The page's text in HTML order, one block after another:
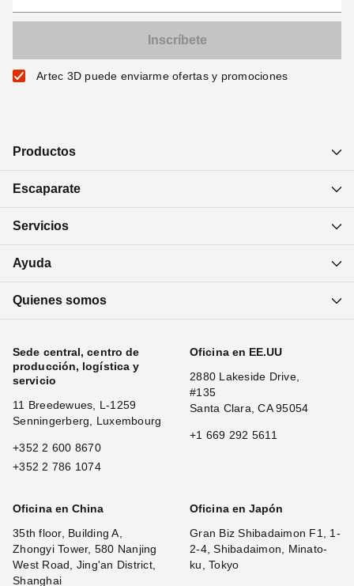
Artec 3D puede enviarme ofertas y promociones
Productos
Escaparate
Servicios
Ayuda
Quienes somos
Sede central, centro de
producción, logística y
servicio
11 Breedewues, L-1259
Senningerberg, Luxembourg
+352 2 600 8670
+352 2 786 1074
Oficina en EE.UU
2880 Lakeside Drive,
#135
Santa Clara, CA 95054
+1 669 292 5611
Oficina en China
35th floor, Building A,
Zhongyi Tower, 580 Nanjing
West Road, Jing'an District,
Shanghai
Oficina en Japón
Gran Biz Shibadaimon F1, 1-
2-4, Shibadaimon, Minato-
ku, Tokyo